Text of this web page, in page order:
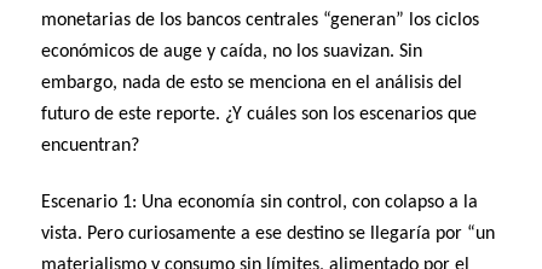
monetarias de los bancos centrales “generan” los ciclos
económicos de auge y caída, no los suavizan. Sin
embargo, nada de esto se menciona en el análisis del
futuro de este reporte. ¿Y cuáles son los escenarios que
encuentran?
Escenario 1: Una economía sin control, con colapso a la
vista. Pero curiosamente a ese destino se llegaría por “un
materialismo y consumo sin límites, alimentado por el